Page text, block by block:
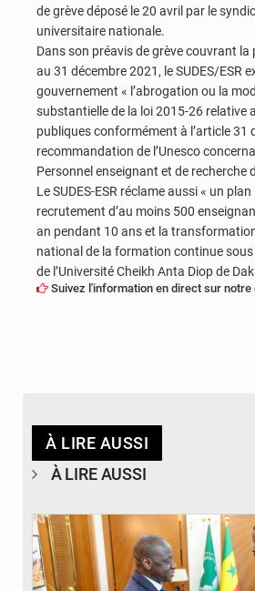
de grève déposé le 20 avril par le
universitaire nationale.
Dans son préavis de grève couvrant la
au 31 décembre 2021, le SUDES/ESR
gouvernement « l’abrogation ou la
substantielle de la loi 2015-26 relative
publiques conformément à l’article 31
recommandation de l’Unesco
Personnel enseignant et de recherche
Le SUDES-ESR réclame aussi « un
recrutement d’au moins 500
an pendant 10 ans et la
national de la formation continue
de l’Université Cheikh Anta Diop de
Suivez l'information en direct sur notre
À LIRE AUSSI
À LIRE AUSSI